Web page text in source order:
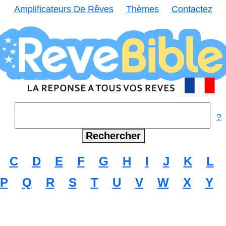
Amplificateurs De Rêves Thèmes Contactez
?
C D E F G H I J K L
P Q R S T U V W X Y